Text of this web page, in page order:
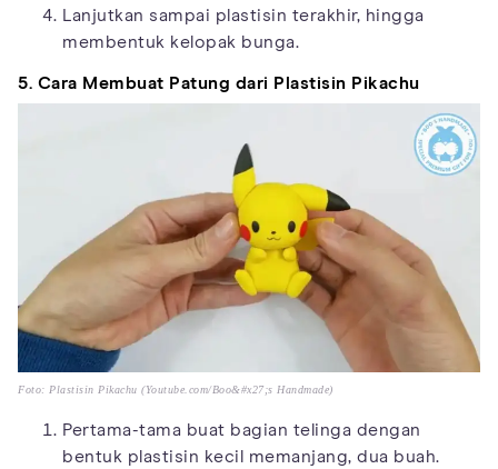
Lanjutkan sampai plastisin terakhir, hingga
membentuk kelopak bunga.
5. Cara Membuat Patung dari Plastisin Pikachu
Foto: Plastisin Pikachu (Youtube.com/Boo&#x27;s Handmade)
Pertama-tama buat bagian telinga dengan
bentuk plastisin kecil memanjang, dua buah.